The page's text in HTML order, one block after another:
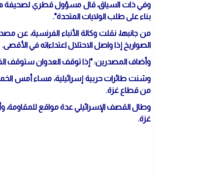
وفي ذات السياق، قال مسؤول قطري لصحيفة
بناء على طلب الولايات المتحدة".
من جانبها، نقلت وكالة الأنباء الفرنسية،
الصواريخ إذا واصل الاحتلال اعتداءاته في الأقصى.
وأضاف المصدرين: "إذا توقف العدوان ستوقف
وشنت طائرات حربية إسرائيلية، مساء أمس
من قطاع غزة.
وطال القصف الإسرائيلي عدة مواقع
غزة.